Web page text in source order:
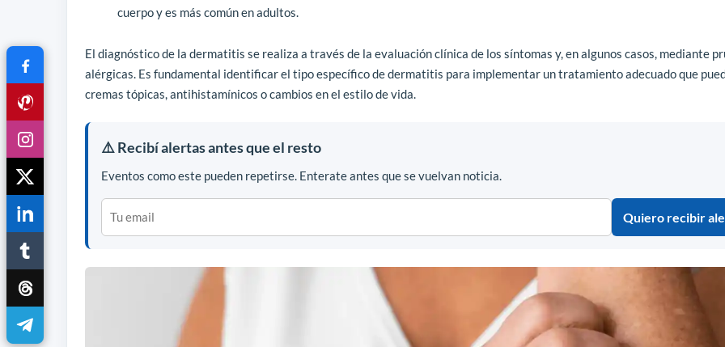
cuerpo y es más común en adultos.
El diagnóstico de la dermatitis se realiza a través de la evaluación clínica de los síntomas y, en algunos casos, mediante
alérgicas. Es fundamental identificar el tipo específico de dermatitis para implementar un tratamiento adecuado que
cremas tópicas, antihistamínicos o cambios en el estilo de vida.
⚠️ Recibí alertas antes que el resto
Eventos como este pueden repetirse. Enterate antes que se vuelvan noticia.
Quiero recibir